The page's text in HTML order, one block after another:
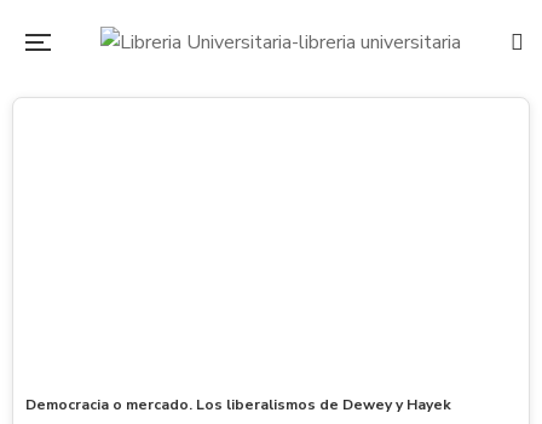
Democracia o mercado. Los liberalismos de Dewey y Hayek